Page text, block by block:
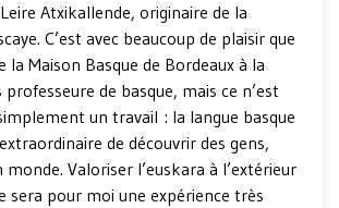
Atxikallende, originaire de la
C’est avec beaucoup de plaisir que
la Maison Basque de Bordeaux à la
professeure de basque, mais ce n’est
un travail : la langue basque
de découvrir des gens,
Valoriser l’euskara à l’extérieur
sera pour moi une expérience très